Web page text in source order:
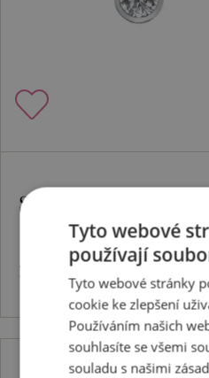
Stříbrné náušnice
1966 Kč
Tyto webové
používají
Tyto webové stránky
cookie ke zlepšení
Používáním našich
souhlasíte se všemi
souladu s našimi